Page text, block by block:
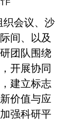
织会议、沙
间、以及
团队围绕
开展协同
建立标志
价值与应
强科研平